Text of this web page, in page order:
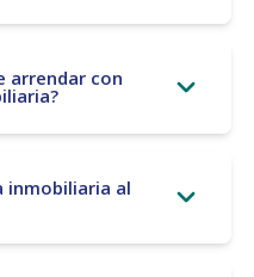
arrendar con
inmobiliaria al